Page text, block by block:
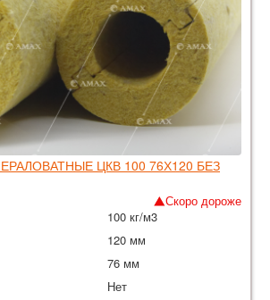
ЦКВ 100 76Х120 БЕЗ
Скоро дороже
100 кг/м3
120 мм
76 мм
Нет